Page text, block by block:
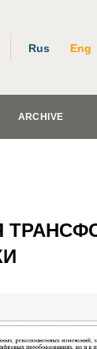
Rus Eng
ARCHIVE